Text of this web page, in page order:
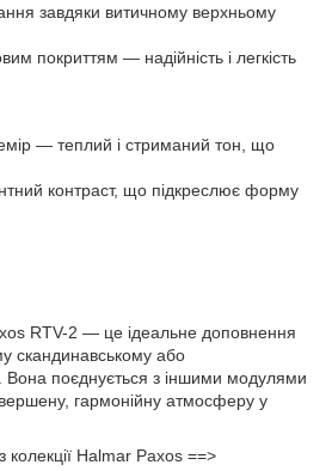
завдяки витичному верхньому
покриттям — надійність і легкість
— теплий і стриманий тон, що
контраст, що підкреслює форму
RTV-2 — це ідеальне доповнення
скандинавському або
Вона поєднується з іншими модулями
гармонійну атмосферу у
колекції Halmar Paxos ==>